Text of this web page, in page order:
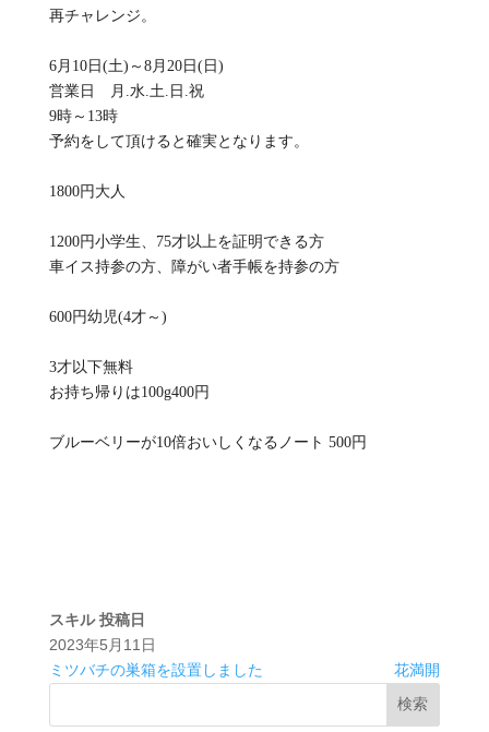
再チャレンジ。
6月10日(土)～8月20日(日)
営業日 月.水.土.日.祝
9時～13時
予約をして頂けると確実となります。
1800円大人
1200円小学生、75才以上を証明できる方
車イス持参の方、障がい者手帳を持参の方
600円幼児(4才～)
3才以下無料
お持ち帰りは100g400円
ブルーベリーが10倍おいしくなるノート 500円
スキル 投稿日
2023年5月11日
ミツバチの巣箱を設置しました
花満開
検索